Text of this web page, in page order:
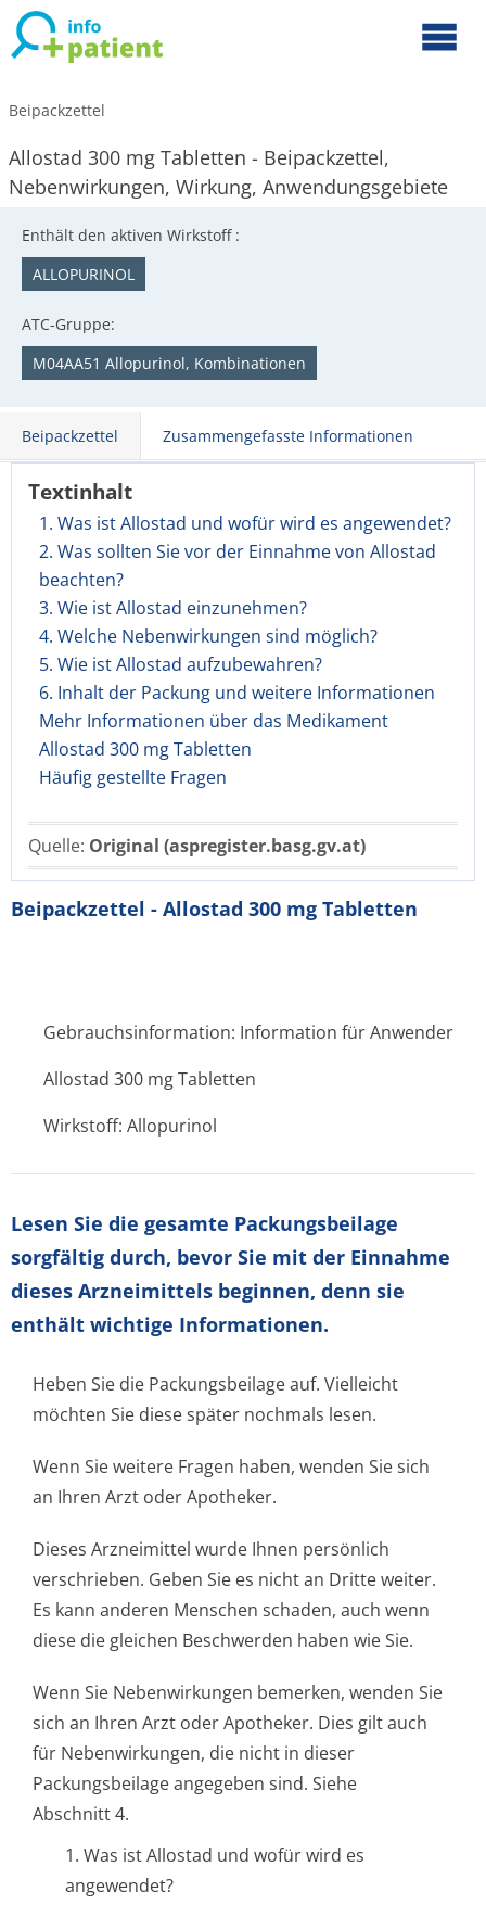
Beipackzettel
Allostad 300 mg Tabletten - Beipackzettel,
Nebenwirkungen, Wirkung, Anwendungsgebiete
Enthält den aktiven Wirkstoff :
ALLOPURINOL
ATC-Gruppe:
M04AA51 Allopurinol, Kombinationen
Beipackzettel Zusammengefasste Informationen
Textinhalt
1. Was ist Allostad und wofür wird es angewendet?
2. Was sollten Sie vor der Einnahme von Allostad
beachten?
3. Wie ist Allostad einzunehmen?
4. Welche Nebenwirkungen sind möglich?
5. Wie ist Allostad aufzubewahren?
6. Inhalt der Packung und weitere Informationen
Mehr Informationen über das Medikament
Allostad 300 mg Tabletten
Häufig gestellte Fragen
Quelle: Original (aspregister.basg.gv.at)
Beipackzettel - Allostad 300 mg Tabletten
Gebrauchsinformation: Information für Anwender
Allostad 300 mg Tabletten
Wirkstoff: Allopurinol
Lesen Sie die gesamte Packungsbeilage
sorgfältig durch, bevor Sie mit der Einnahme
dieses Arzneimittels beginnen, denn sie
enthält wichtige Informationen.
Heben Sie die Packungsbeilage auf. Vielleicht
möchten Sie diese später nochmals lesen.
Wenn Sie weitere Fragen haben, wenden Sie sich
an Ihren Arzt oder Apotheker.
Dieses Arzneimittel wurde Ihnen persönlich
verschrieben. Geben Sie es nicht an Dritte weiter.
Es kann anderen Menschen schaden, auch wenn
diese die gleichen Beschwerden haben wie Sie.
Wenn Sie Nebenwirkungen bemerken, wenden Sie
sich an Ihren Arzt oder Apotheker. Dies gilt auch
für Nebenwirkungen, die nicht in dieser
Packungsbeilage angegeben sind. Siehe
Abschnitt 4.
1. Was ist Allostad und wofür wird es
angewendet?